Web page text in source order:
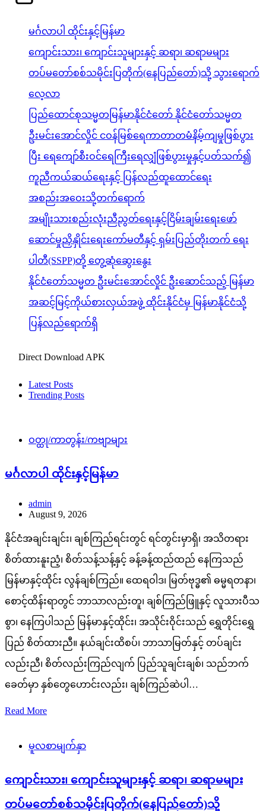
မင်္ဂလာပါ ထိုင်းနှင့်မြန်မာ
ကျောင်းသား၊ ကျောင်းသူများနှင့် ဆရာ၊ ဆရာမများ
တပ်မတော်စစ်သမိုင်းပြတိုက်(နေပြည်တော်)သို့ သွားရောက်
လေ့လာ
ပြည်ထောင်စုသမ္မတမြန်မာနိုင်ငံတော် နိုင်ငံတော်သမ္မတ
ဦးမင်းအောင်လှိုင် ငဝန်မြစ်ရေကာတာတမံနိမ့်ကျမှုဖြစ်ပွား
ပြီး ရေကျော်စီးဝင်ရေကြီးရေလျှံဖြစ်ပွားမှုနှင့်ပတ်သက်၍
ကူညီကယ်ဆယ်ရေးနှင့် ပြန်လည်ထူထောင်ရေး
အစည်းအဝေးသို့တက်ရောက်
အမျိုးသားစည်းလုံးညီညွတ်ရေးနှင့်ငြိမ်းချမ်းရေးဖော်
ဆောင်မှုညှိနှိုင်းရေးကော်မတီနှင့် ရှမ်းပြည်တိုးတက် ရေး
ပါတီ(SSPP)တို့ တွေ့ဆုံဆွေးနွေး
နိုင်ငံတော်သမ္မတ ဦးမင်းအောင်လှိုင် ဦးဆောင်သည့် မြန်မာ
အဆင့်မြင့်ကိုယ်စားလှယ်အဖွဲ့ ထိုင်းနိုင်ငံမှ မြန်မာနိုင်ငံသို့
ပြန်လည်ရောက်ရှိ
Direct Download APK
Latest Posts
Trending Posts
ဝတ္ထု/ကာတွန်း/ကဗျာများ
မင်္ဂလာပါ ထိုင်းနှင့်မြန်မာ
admin
August 9, 2026
နိုင်ငံအချင်းချင်း၊ ချစ်ကြည်ရင်းတွင် ရင်တွင်းမှာရှိ၊ အသိတရား
စိတ်ထားနူးညံ့၊ စိတ်သန့်သန့်နှင့် ခန့်ခန့်ထည်ထည် နေကြသည်
မြန်မာနှင့်ထိုင်း လွန်ချစ်ကြည်။ ထေရဝါဒ၊ မြတ်ဗုဒ္ဓ၏ ဓမ္မရတနာ၊
စောင့်ထိန်းရာတွင် ဘာသာလည်းတူ၊ ချစ်ကြည်ဖြူနှင့် လူသားပီသ
စွာ၊ နေကြပါသည် မြန်မာနှင့်ထိုင်း၊ အသိုင်းဝိုင်းသည် ရွှေတိုင်းရွှေ
ပြည် စိတ်ထားညီ။ နယ်ချင်းထိစပ်၊ ဘာသာမြတ်နှင့် တပ်ချင်း
လည်းညီ၊ စိတ်လည်းကြည်လျက် ပြည်သူချင်းချစ်၊ သည်ဘက်
ခေတ်မှာ နှစ်တွေဟောင်းလည်း၊ ချစ်ကြည်ဆဲပါ…
Read More
မူလစာမျက်နှာ
ကျောင်းသား၊ ကျောင်းသူများနှင့် ဆရာ၊ ဆရာမများ
တပ်မတော်စစ်သမိုင်းပြတိုက်(နေပြည်တော်)သို့